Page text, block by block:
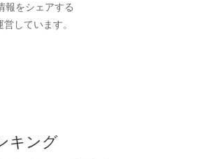
報をシェアする
しています。
キング